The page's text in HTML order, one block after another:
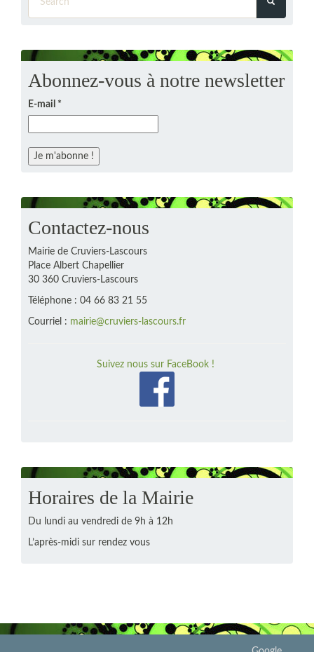
Abonnez-vous à notre newsletter
E-mail *
Contactez-nous
Mairie de Cruviers-Lascours
Place Albert Chapellier
30 360 Cruviers-Lascours
Téléphone : 04 66 83 21 55
Courriel : mairie@cruviers-lascours.fr
Suivez nous sur FaceBook !
Horaires de la Mairie
Du lundi au vendredi de 9h à 12h
L’après-midi sur rendez vous